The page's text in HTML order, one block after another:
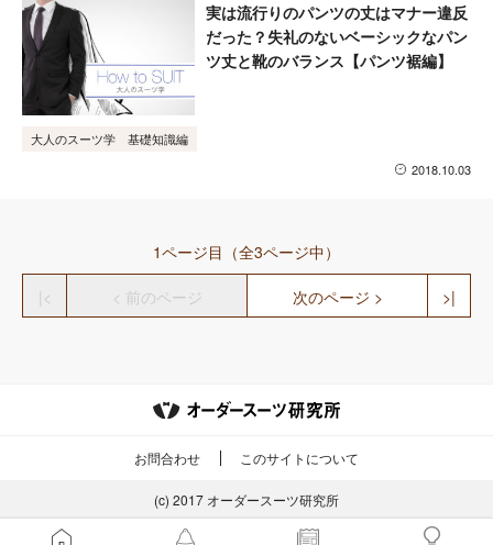
実は流行りのパンツの丈はマナー違反
だった？失礼のないベーシックなパン
ツ丈と靴のバランス【パンツ裾編】
大人のスーツ学 基礎知識編
2018.10.03
1ページ目（全3ページ中）
|< < 前のページ 次のページ > >|
お問合わせ このサイトについて
(c) 2017 オーダースーツ研究所